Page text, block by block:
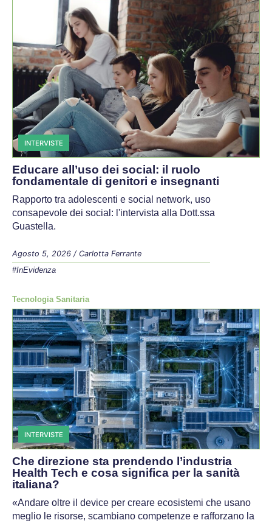
INTERVISTE
Educare all’uso dei social: il ruolo
fondamentale di genitori e insegnanti
Rapporto tra adolescenti e social network, uso
consapevole dei social: l'intervista alla Dott.ssa
Guastella.
Agosto 5, 2026 / Carlotta Ferrante
#InEvidenza
Tecnologia Sanitaria
INTERVISTE
Che direzione sta prendendo l’industria
Health Tech e cosa significa per la sanità
italiana?
«Andare oltre il device per creare ecosistemi che usano
meglio le risorse, scambiano competenze e rafforzano la